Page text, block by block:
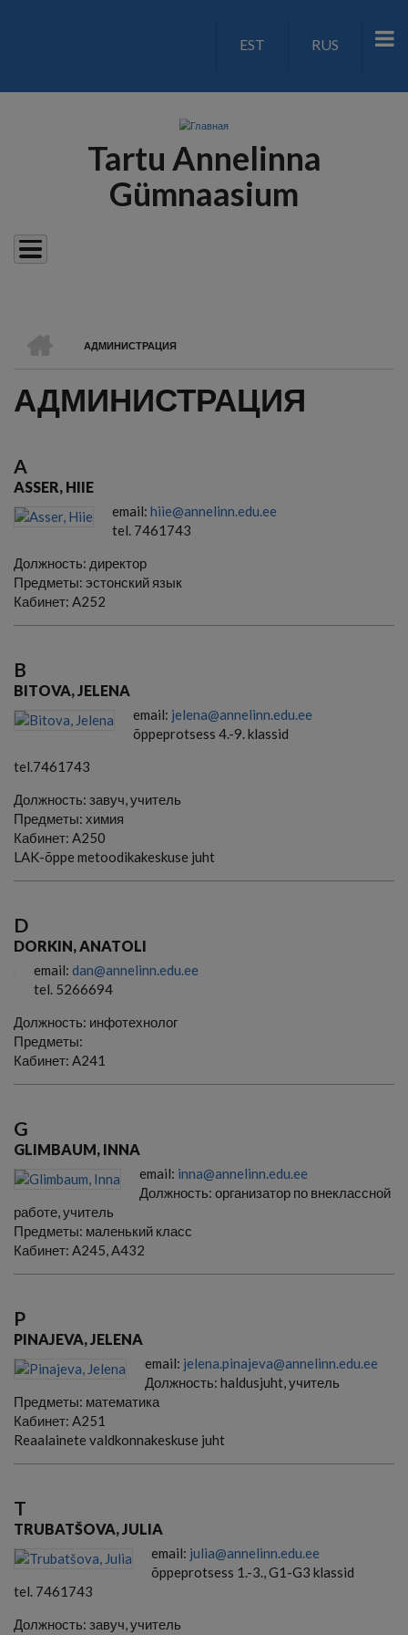
LANGUAGE
EST RUS
Tartu Annelinna
Gümnaasium
СТРОКА
НАВИГАЦИИ
АДМИНИСТРАЦИЯ
АДМИНИСТРАЦИЯ
A
ASSER, HIIE
email: hiie@annelinn.edu.ee
tel. 7461743
Должность: директор
Предметы: эстонский язык
Кабинет: A252
B
BITOVA, JELENA
email: jelena@annelinn.edu.ee
õppeprotsess 4.-9. klassid
tel.7461743
Должность: завуч, учитель
Предметы: химия
Кабинет: A250
LAK-õppe metoodikakeskuse juht
D
DORKIN, ANATOLI
email: dan@annelinn.edu.ee
tel. 5266694
Должность: инфотехнолог
Предметы:
Кабинет: A241
G
GLIMBAUM, INNA
email: inna@annelinn.edu.ee
Должность: организатор по внеклассной
работе, учитель
Предметы: маленький класс
Кабинет: A245, A432
P
PINAJEVA, JELENA
email: jelena.pinajeva@annelinn.edu.ee
Должность: haldusjuht, учитель
Предметы: математика
Кабинет: A251
Reaalainete valdkonnakeskuse juht
T
TRUBATŠOVA, JULIA
email: julia@annelinn.edu.ee
õppeprotsess 1.-3., G1-G3 klassid
tel. 7461743
Должность: завуч, учитель